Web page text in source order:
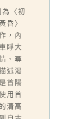
〈初
昏〉
，內
睜大
、尋
述渴
首陽
用首
清高